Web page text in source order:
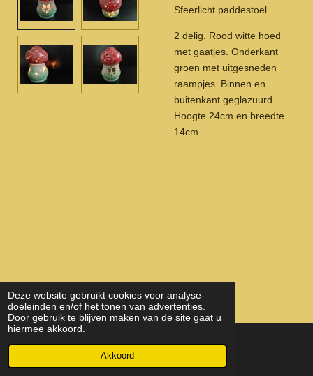
Deze website gebruikt cookies voor analyse-
doeleinden en/of het tonen van advertenties.
Door gebruik te blijven maken van de site gaat u
hiermee akkoord.
Akkoord
Sfeerlicht paddestoel.
2 delig. Rood witte hoed
met gaatjes. Onderkant
groen met uitgesneden
raampjes. Binnen en
buitenkant geglazuurd.
Hoogte 24cm en breedte
14cm.
JouwWeb